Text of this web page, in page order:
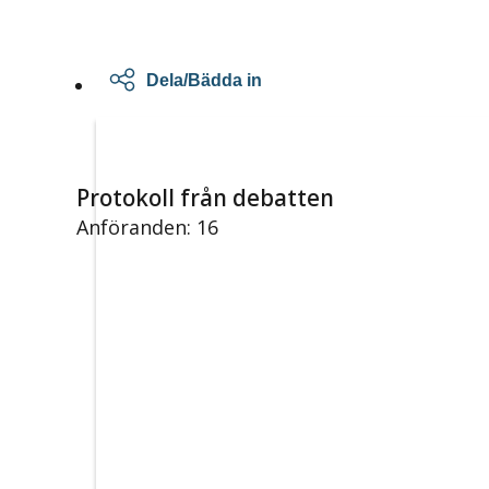
Dela/Bädda in
Protokoll från debatten
Anföranden: 16